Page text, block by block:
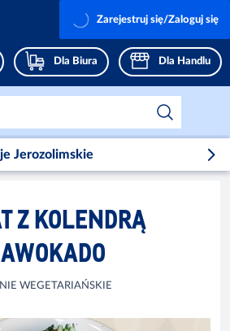
Dla Biura Dla Handlu
Zarejestruj się/Zaloguj się
Jerozolimskie
Z KOLENDRĄ
WEGETARIAŃSKIE